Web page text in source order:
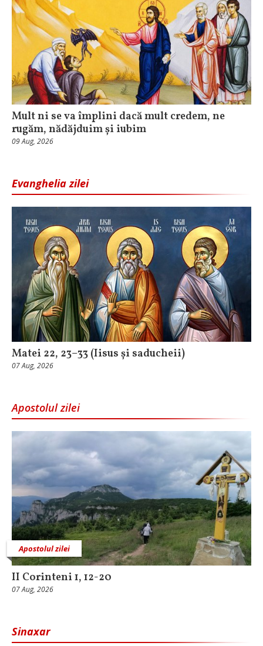
Mult ni se va împlini dacă mult credem, ne
rugăm, nădăjduim și iubim
09 Aug, 2026
Evanghelia zilei
Matei 22, 23–33 (Iisus și saducheii)
07 Aug, 2026
Apostolul zilei
Apostolul zilei
II Corinteni 1, 12-20
07 Aug, 2026
Sinaxar